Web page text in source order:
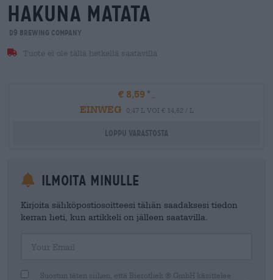
hakuna matata
D9 Brewing Company
Tuote ei ole tällä hetkellä saatavilla
€ 8,59
EINWEG
0,47 L VOI € 14,62 / L
Loppu varastosta
Ilmoita minulle
Kirjoita sähköpostiosoitteesi tähän saadaksesi tiedon
kerran heti, kun artikkeli on jälleen saatavilla.
Suostun täten siihen, että Bierothek ® GmbH käsittelee